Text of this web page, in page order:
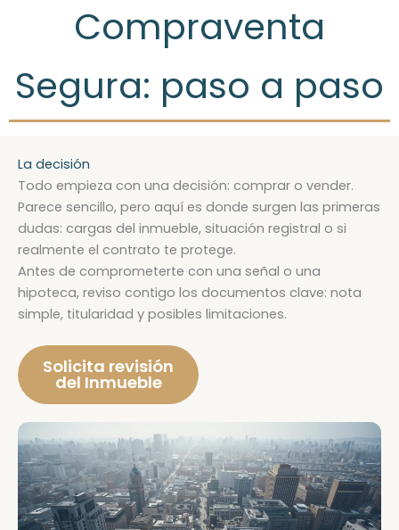
Compraventa
Segura: paso a paso
La decisión
Todo empieza con una decisión: comprar o vender.
Parece sencillo, pero aquí es donde surgen las primeras
dudas: cargas del inmueble, situación registral o si
realmente el contrato te protege.
Antes de comprometerte con una señal o una
hipoteca, reviso contigo los documentos clave: nota
simple, titularidad y posibles limitaciones.
Solicita revisión
del Inmueble